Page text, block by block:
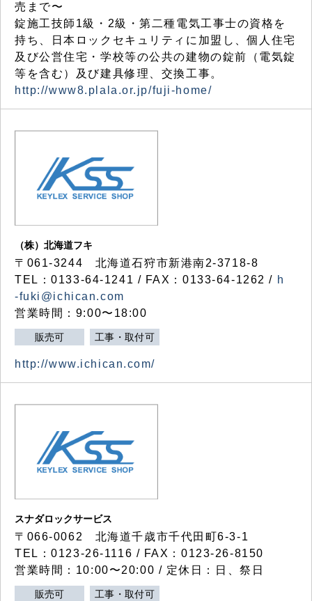
売まで〜
錠施工技師1級・2級・第二種電気工事士の資格を
持ち、日本ロックセキュリティに加盟し、個人住宅
及び公営住宅・学校等の公共の建物の錠前（電気錠
等を含む）及び建具修理、交換工事。
http://www8.plala.or.jp/fuji-home/
（株）北海道フキ
〒061-3244 北海道石狩市新港南2-3718-8
TEL：0133-64-1241 / FAX：0133-64-1262 / h
-fuki@ichican.com
営業時間：9:00〜18:00
販売可 工事・取付可
http://www.ichican.com/
スナダロックサービス
〒066-0062 北海道千歳市千代田町6-3-1
TEL：0123-26-1116 / FAX：0123-26-8150
営業時間：10:00〜20:00 / 定休日：日、祭日
販売可 工事・取付可